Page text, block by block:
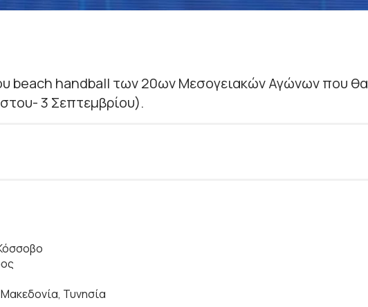
beach handball των 20ων Μεσογειακών Αγώνων που θα
3 Σεπτεμβρίου).
Τυνησία